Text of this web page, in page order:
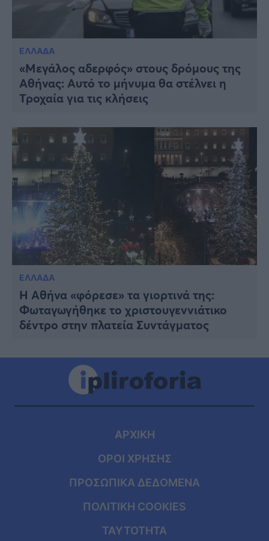
ΕΛΛΑΔΑ
«Μεγάλος αδερφός» στους δρόμους της
Αθήνας: Αυτό το μήνυμα θα στέλνει η
Τροχαία για τις κλήσεις
ΕΛΛΑΔΑ
Η Αθήνα «φόρεσε» τα γιορτινά της:
Φωταγωγήθηκε το χριστουγεννιάτικο
δέντρο στην πλατεία Συντάγματος
ΑΡΧΙΚΗ
ΟΡΟΙ ΧΡΗΣΗΣ
ΠΡΟΣΩΠΙΚΑ ΔΕΔΟΜΕΝΑ
ΠΟΛΙΤΙΚΗ COOKIES
ΤΑΥΤΟΤΗΤΑ